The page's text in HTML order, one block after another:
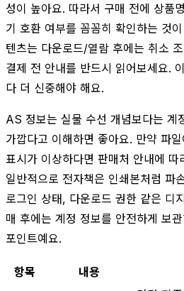
성이 높아요. 따라서 구매 전에 상품
기 호환 여부를 꼼꼼히 확인하는 것
텐츠는 다운로드/열람 후에는 취소
결제 전 안내를 반드시 읽어보세요.
다 더 신중해야 해요.
AS 정보는 실물 수선 개념보다는 계
가깝다고 이해하면 좋아요. 만약 파
표시가 이상하다면 판매처 안내에 따
일반적으로 전자책은 인쇄본처럼 파
로그인 상태, 다운로드 권한 같은 디
매 후에는 계정 정보를 안전하게 보
포인트예요.
항목 내용